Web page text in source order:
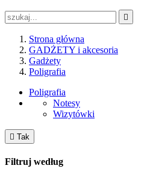

Strona główna
GADŻETY i akcesoria
Gadżety
Poligrafia
Poligrafia
Notesy
Wizytówki
 Tak
Filtruj według